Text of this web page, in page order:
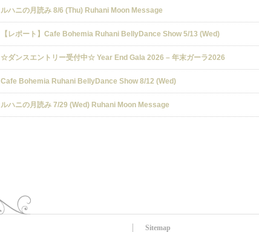
ルハニの月読み 8/6 (Thu) Ruhani Moon Message
【レポート】Cafe Bohemia Ruhani BellyDance Show 5/13 (Wed)
☆ダンスエントリー受付中☆ Year End Gala 2026 – 年末ガーラ2026
Cafe Bohemia Ruhani BellyDance Show 8/12 (Wed)
ルハニの月読み 7/29 (Wed) Ruhani Moon Message
Sitemap